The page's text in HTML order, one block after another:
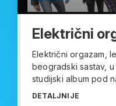
Električni
Električni orgazam,
beogradski sastav,
studijski album pod
DETALJNIJE